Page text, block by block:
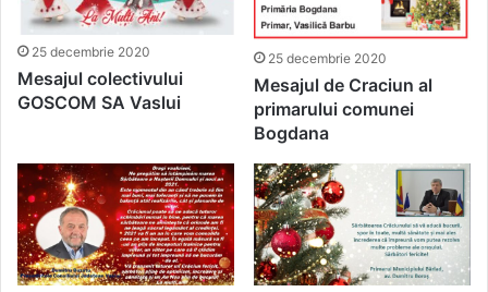
25 decembrie 2020
Mesajul colectivului
GOSCOM SA Vaslui
25 decembrie 2020
Mesajul de Craciun al
primarului comunei
Bogdana